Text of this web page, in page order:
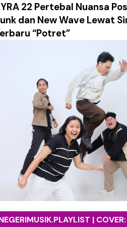
dalam Balutan
Lewat Video Musik
dan Ledakan Emosi dalam
Mensyukuri Proses
yang Hangat dan Sarat
Labirin Emosi yang Penuh
Absurditas Realitas
22 Pertebal Nuansa
dan New Wave Lewat
“Potret”
| COVER: